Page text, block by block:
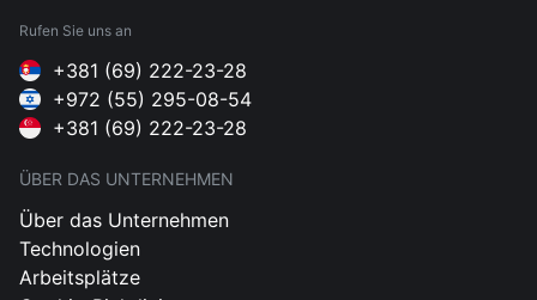
Rufen Sie uns an
+381 (69) 222-23-28
+972 (55) 295-08-54
+381 (69) 222-23-28
ÜBER DAS UNTERNEHMEN
Über das Unternehmen
Technologien
Arbeitsplätze